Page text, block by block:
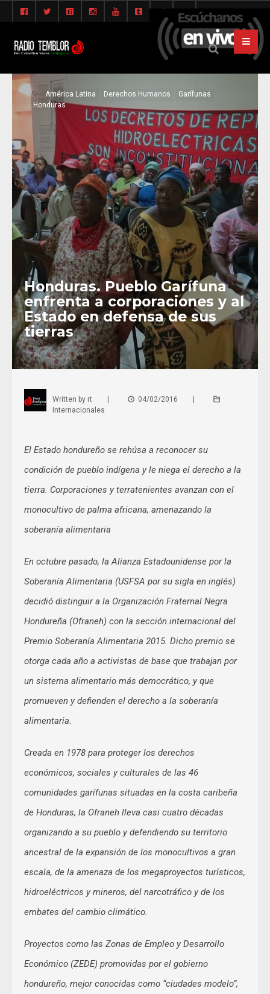
América Latina Derechos Humanos
Garífunas
Honduras
Honduras. Pueblo Garífuna
enfrenta a corporaciones y al
Estado en defensa de sus
tierras
Written by rt | 04/02/2016
|
Internacionales
El Estado hondureño se rehúsa a reconocer su
condición de pueblo indígena y le niega el derecho a la
tierra. Corporaciones y terratenientes avanzan con el
monocultivo de palma africana, amenazando la
soberanía alimentaria
En octubre pasado, la Alianza Estadounidense por la
Soberanía Alimentaria (USFSA por su sigla en inglés)
decidió distinguir a la Organización Fraternal Negra
Hondureña (Ofraneh) con la sección internacional del
Premio Soberanía Alimentaria 2015. Dicho premio se
otorga cada año a activistas de base que trabajan por
un sistema alimentario más democrático, y que
promueven y defienden el derecho a la soberanía
alimentaria.
Creada en 1978 para proteger los derechos
económicos, sociales y culturales de las 46
comunidades garífunas situadas en la costa caribeña
de Honduras, la Ofraneh lleva casi cuatro décadas
organizando a su pueblo y defendiendo su territorio
ancestral de la expansión de los monocultivos a gran
escala, de la amenaza de los megaproyectos turísticos,
hidroeléctricos y mineros, del narcotráfico y de los
embates del cambio climático.
Proyectos como las Zonas de Empleo y Desarrollo
Económico (ZEDE) promovidas por el gobierno
hondureño, mejor conocidas como “ciudades modelo”,